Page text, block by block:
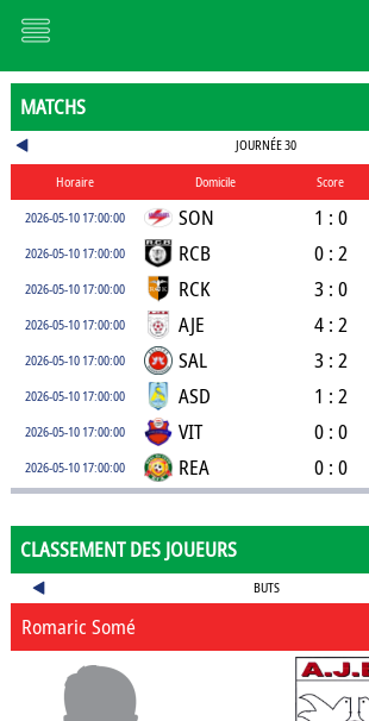
MATCHS
JOURNÉE 30
Horaire Domicile Score
2026-05-10 17:00:00
SON 1 : 0
2026-05-10 17:00:00 RCB 0 : 2
2026-05-10 17:00:00 RCK 3 : 0
2026-05-10 17:00:00 AJE 4 : 2
2026-05-10 17:00:00 SAL 3 : 2
2026-05-10 17:00:00 ASD 1 : 2
2026-05-10 17:00:00 VIT 0 : 0
2026-05-10 17:00:00 REA 0 : 0
CLASSEMENT DES JOUEURS
BUTS
Romaric Somé